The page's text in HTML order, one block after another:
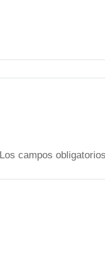
Los campos